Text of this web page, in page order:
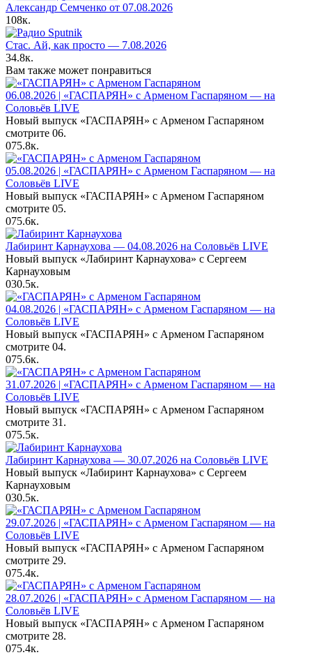
Александр Семченко от 07.08.2026
108к.
Стас. Ай, как просто — 7.08.2026
34.8к.
Вам также может понравиться
06.08.2026 | «ГАСПАРЯН» с Арменом Гаспаряном — на
Соловьёв LIVE
Новый выпуск «ГАСПАРЯН» с Арменом Гаспаряном
смотрите 06.
075.8к.
05.08.2026 | «ГАСПАРЯН» с Арменом Гаспаряном — на
Соловьёв LIVE
Новый выпуск «ГАСПАРЯН» с Арменом Гаспаряном
смотрите 05.
075.6к.
Лабиринт Карнаухова — 04.08.2026 на Соловьёв LIVE
Новый выпуск «Лабиринт Карнаухова» с Сергеем
Карнауховым
030.5к.
04.08.2026 | «ГАСПАРЯН» с Арменом Гаспаряном — на
Соловьёв LIVE
Новый выпуск «ГАСПАРЯН» с Арменом Гаспаряном
смотрите 04.
075.6к.
31.07.2026 | «ГАСПАРЯН» с Арменом Гаспаряном — на
Соловьёв LIVE
Новый выпуск «ГАСПАРЯН» с Арменом Гаспаряном
смотрите 31.
075.5к.
Лабиринт Карнаухова — 30.07.2026 на Соловьёв LIVE
Новый выпуск «Лабиринт Карнаухова» с Сергеем
Карнауховым
030.5к.
29.07.2026 | «ГАСПАРЯН» с Арменом Гаспаряном — на
Соловьёв LIVE
Новый выпуск «ГАСПАРЯН» с Арменом Гаспаряном
смотрите 29.
075.4к.
28.07.2026 | «ГАСПАРЯН» с Арменом Гаспаряном — на
Соловьёв LIVE
Новый выпуск «ГАСПАРЯН» с Арменом Гаспаряном
смотрите 28.
075.4к.